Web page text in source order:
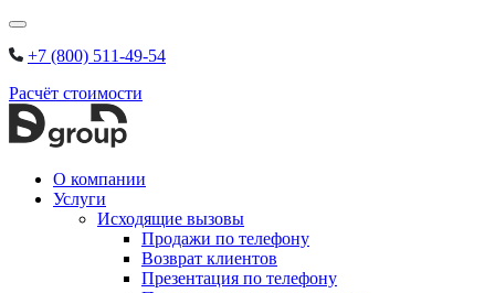
Skip
content
+7 (800) 511-49-54
Расчёт стоимости
О компании
Услуги
Исходящие вызовы
Продажи по телефону
Возврат клиентов
Презентация по телефону